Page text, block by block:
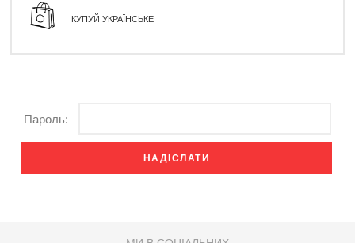
КУПУЙ УКРАЇНСЬКЕ
Пароль: